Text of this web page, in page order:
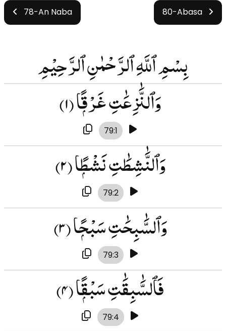
78-An Naba
80-Abasa
بِسْمِ ٱللَّهِ ٱلرَّحْمٰنِ ٱلرَّحِيْمِ
وَٱلنَّٰزِعَٰتِ غَرْقًۭا(۱)
79:1
وَٱلنَّٰشِطَٰتِ نَشْطًۭا(۲)
79:2
وَٱلسَّٰبِحَٰتِ سَبْحًۭا(۳)
79:3
فَٱلسَّٰبِقَٰتِ سَبْقًۭا(۴)
79:4